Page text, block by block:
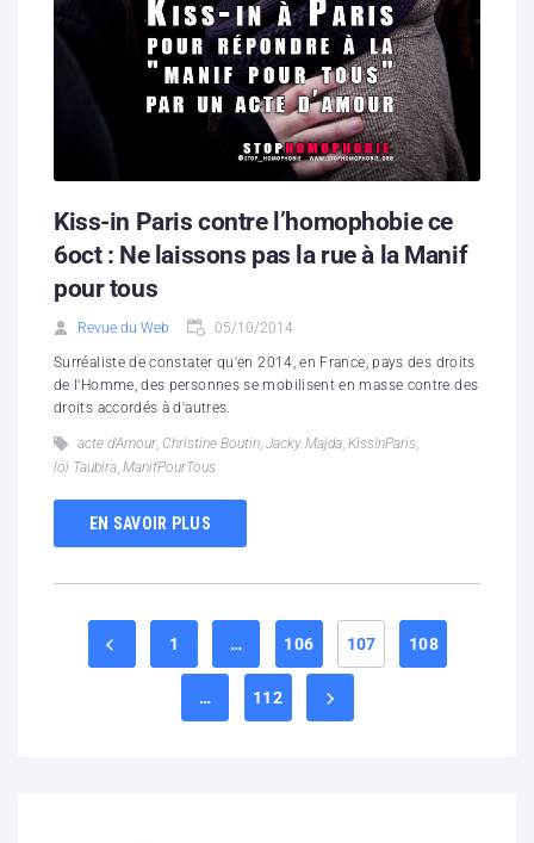
Kiss-in Paris contre l’homophobie ce
6oct : Ne laissons pas la rue à la Manif
pour tous
Revue du Web 05/10/2014
Surréaliste de constater qu'en 2014, en France, pays des droits
de l'Homme, des personnes se mobilisent en masse contre des
droits accordés à d'autres.
acte d'Amour, Christine Boutin, Jacky Majda, KissInParis,
loi Taubira, ManifPourTous
EN SAVOIR PLUS
1 … 106 107 108
… 112